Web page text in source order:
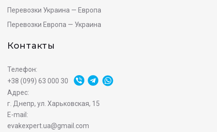
Перевозки Украина — Европа
Перевозки Европа — Украина
Контакты
Телефон:
+38 (099) 63 000 30
Адрес:
г. Днепр, ул. Харьковская, 15
E-mail:
evakexpert.ua@gmail.com